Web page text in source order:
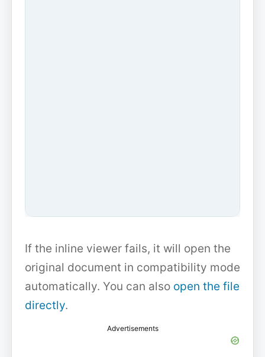
If the inline viewer fails, it will open the
original document in compatibility mode
automatically. You can also open the file
directly.
Advertisements